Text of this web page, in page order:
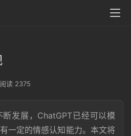
阅读 2375
发展，ChatGPT已经可以模
一定的情感认知能力。本文将